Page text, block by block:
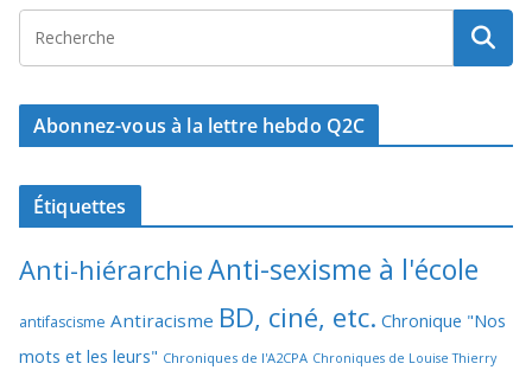
Abonnez-vous à la lettre hebdo Q2C
Étiquettes
Anti-hiérarchieAnti-sexisme à l'école
antifascisme Antiracisme BD, ciné, etc. Chronique "Nos
mots et les leurs" Chroniques de l'A2CPA Chroniques de Louise Thierry